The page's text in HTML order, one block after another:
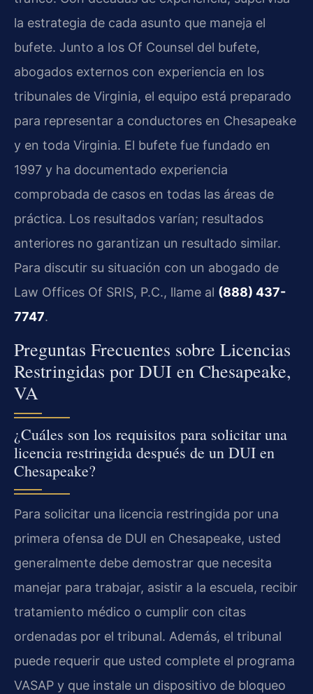
la estrategia de cada asunto que maneja el
bufete. Junto a los Of Counsel del bufete,
abogados externos con experiencia en los
tribunales de Virginia, el equipo está preparado
para representar a conductores en Chesapeake
y en toda Virginia. El bufete fue fundado en
1997 y ha documentado experiencia
comprobada de casos en todas las áreas de
práctica. Los resultados varían; resultados
anteriores no garantizan un resultado similar.
Para discutir su situación con un abogado de
Law Offices Of SRIS, P.C., llame al (888) 437-
7747.
Preguntas Frecuentes sobre Licencias
Restringidas por DUI en Chesapeake,
VA
¿Cuáles son los requisitos para solicitar una
licencia restringida después de un DUI en
Chesapeake?
Para solicitar una licencia restringida por una
primera ofensa de DUI en Chesapeake, usted
generalmente debe demostrar que necesita
manejar para trabajar, asistir a la escuela, recibir
tratamiento médico o cumplir con citas
ordenadas por el tribunal. Además, el tribunal
puede requerir que usted complete el programa
VASAP y que instale un dispositivo de bloqueo